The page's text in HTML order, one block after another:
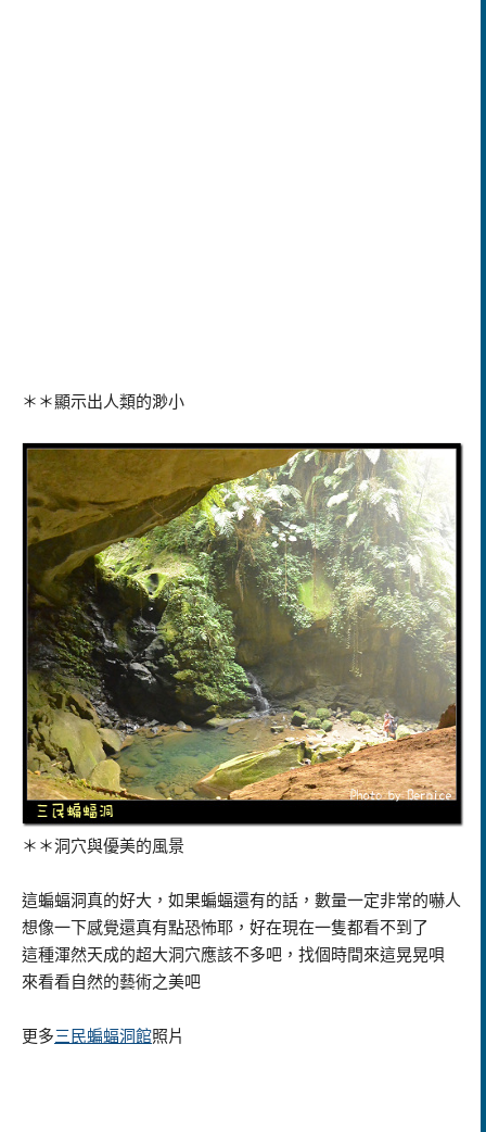
＊＊顯示出人類的渺小
＊＊洞穴與優美的風景
這蝙蝠洞真的好大，如果蝙蝠還有的話，數量一定非常的嚇人
想像一下感覺還真有點恐怖耶，好在現在一隻都看不到了
這種渾然天成的超大洞穴應該不多吧，找個時間來這晃晃唄
來看看自然的藝術之美吧
更多三民蝙蝠洞館照片